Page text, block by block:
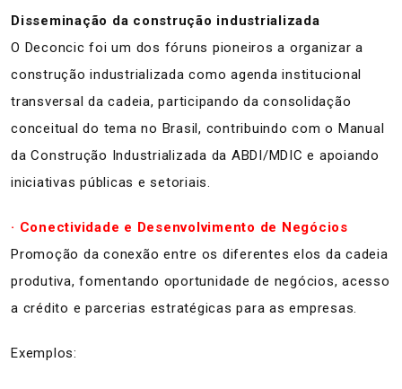
Disseminação da construção industrializada
O Deconcic foi um dos fóruns pioneiros a organizar a
construção industrializada como agenda institucional
transversal da cadeia, participando da consolidação
conceitual do tema no Brasil, contribuindo com o Manual
da Construção Industrializada da ABDI/MDIC e apoiando
iniciativas públicas e setoriais.
· Conectividade e Desenvolvimento de Negócios
Promoção da conexão entre os diferentes elos da cadeia
produtiva, fomentando oportunidade de negócios, acesso
a crédito e parcerias estratégicas para as empresas.
Exemplos: